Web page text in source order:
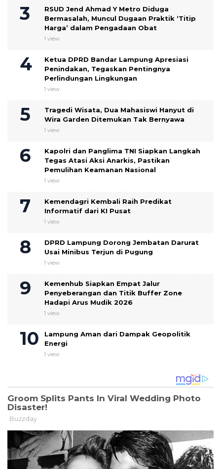
RSUD Jend Ahmad Y Metro Diduga
Bermasalah, Muncul Dugaan Praktik ‘Titip
Harga’ dalam Pengadaan Obat
1 view
Ketua DPRD Bandar Lampung Apresiasi
Penindakan, Tegaskan Pentingnya
Perlindungan Lingkungan
1 view
Tragedi Wisata, Dua Mahasiswi Hanyut di
Wira Garden Ditemukan Tak Bernyawa
1 view
Kapolri dan Panglima TNI Siapkan Langkah
Tegas Atasi Aksi Anarkis, Pastikan
Pemulihan Keamanan Nasional
1 view
Kemendagri Kembali Raih Predikat
Informatif dari KI Pusat
1 view
DPRD Lampung Dorong Jembatan Darurat
Usai Minibus Terjun di Pugung
1 view
Kemenhub Siapkan Empat Jalur
Penyeberangan dan Titik Buffer Zone
Hadapi Arus Mudik 2026
1 view
Lampung Aman dari Dampak Geopolitik
Energi
1 view